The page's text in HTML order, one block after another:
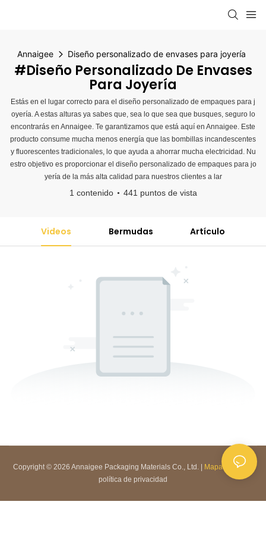
Annaigee Diseño personalizado de envases para joyería
#Diseño Personalizado De Envases
Para Joyería
Estás en el lugar correcto para el diseño personalizado de empaques para j
oyería. A estas alturas ya sabes que, sea lo que sea que busques, seguro lo
encontrarás en Annaigee. Te garantizamos que está aquí en Annaigee. Este
producto consume mucha menos energía que las bombillas incandescentes
y fluorescentes tradicionales, lo que ayuda a ahorrar mucha electricidad. Nu
estro objetivo es proporcionar el diseño personalizado de empaques para jo
yería de la más alta calidad para nuestros clientes a lar
1 contenido 441 puntos de vista
Videos Bermudas Artículo
Copyright © 2026 Annaigee Packaging Materials Co., Ltd. | Mapa del sitio
política de privacidad